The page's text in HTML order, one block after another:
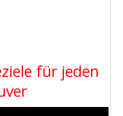
für jeden